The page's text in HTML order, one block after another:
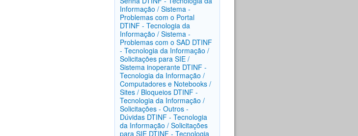
Informação / Sistema -
Problemas com o Portal
DTINF - Tecnologia da
Informação / Sistema -
Problemas com o SAD DTINF
- Tecnologia da Informação /
Solicitações para SIE /
Sistema inoperante DTINF -
Tecnologia da Informação /
Computadores e Notebooks /
Sites / Bloqueios DTINF -
Tecnologia da Informação /
Solicitações - Outros -
Dúvidas DTINF - Tecnologia
da Informação / Solicitações
para SIE DTINF - Tecnologia